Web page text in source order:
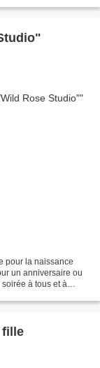
pour la naissance
un anniversaire ou
à tous et à
fille